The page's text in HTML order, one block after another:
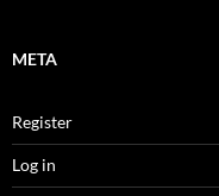
META
Register
Log in